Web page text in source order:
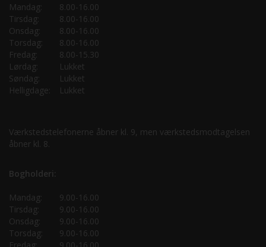
Mandag:
8.00-16.00
Tirsdag:
8.00-16.00
Onsdag:
8.00-16.00
Torsdag:
8.00-16.00
Fredag:
8.00-15.30
Lørdag:
Lukket
Søndag:
Lukket
Helligdage:
Lukket
Værkstedstelefonerne åbner kl. 9, men værkstedsmodtagelsen
åbner kl. 8.
Bogholderi:
Mandag:
9.00-16.00
Tirsdag:
9.00-16.00
Onsdag:
9.00-16.00
Torsdag:
9.00-16.00